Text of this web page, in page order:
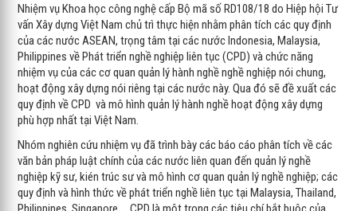
Nhiệm vụ Khoa học công nghệ cấp Bộ mã số RD108/18 do Hiệp hội Tư
vấn Xây dựng Việt Nam chủ trì thực hiện nhằm phân tích các quy định
của các nước ASEAN, trọng tâm tại các nước Indonesia, Malaysia,
Philippines về Phát triển nghề nghiệp liên tục (CPD) và chức năng
nhiệm vụ của các cơ quan quản lý hành nghề nghề nghiệp nói chung,
hoạt động xây dựng nói riêng tại các nước này. Qua đó sẽ đề xuất các
quy định về CPD và mô hình quản lý hành nghề hoạt động xây dựng
phù hợp nhất tại Việt Nam.
Nhóm nghiên cứu nhiệm vụ đã trình bày các báo cáo phân tích về các
văn bản pháp luật chính của các nước liên quan đến quản lý nghề
nghiệp kỹ sư, kién trúc sư và mô hình cơ quan quản lý nghề nghiệp; các
quy định và hình thức về phát triển nghề liên tục tại Malaysia, Thailand,